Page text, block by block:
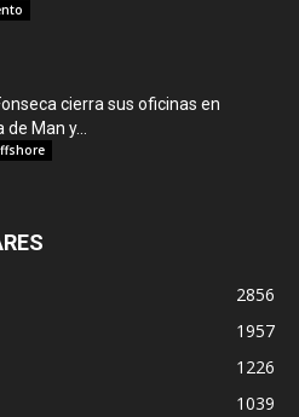
cierra sus oficinas en
de Man y...
2856
1957
1226
1039